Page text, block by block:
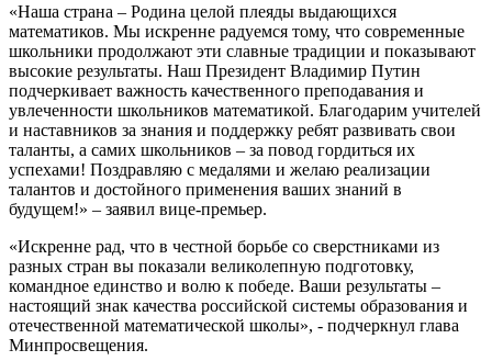
«Наша страна – Родина целой плеяды выдающихся
математиков. Мы искренне радуемся тому, что современные
школьники продолжают эти славные традиции и показывают
высокие результаты. Наш Президент Владимир Путин
подчеркивает важность качественного преподавания и
увлеченности школьников математикой. Благодарим учителей
и наставников за знания и поддержку ребят развивать свои
таланты, а самих школьников – за повод гордиться их
успехами! Поздравляю с медалями и желаю реализации
талантов и достойного применения ваших знаний в
будущем!» – заявил вице-премьер.
«Искренне рад, что в честной борьбе со сверстниками из
разных стран вы показали великолепную подготовку,
командное единство и волю к победе. Ваши результаты –
настоящий знак качества российской системы образования и
отечественной математической школы», - подчеркнул глава
Минпросвещения.